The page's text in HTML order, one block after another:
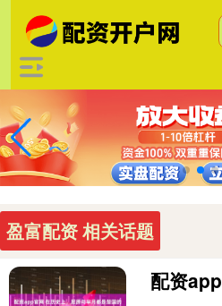
盈富配资 相关话题